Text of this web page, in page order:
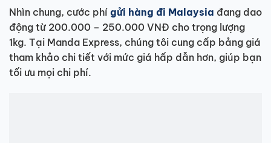
Nhìn chung, cước phí gửi hàng đi Malaysia đang dao
động từ 200.000 – 250.000 VNĐ cho trọng lượng
1kg. Tại Manda Express, chúng tôi cung cấp bảng giá
tham khảo chi tiết với mức giá hấp dẫn hơn, giúp bạn
tối ưu mọi chi phí.